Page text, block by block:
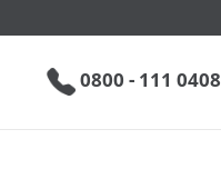
0800 - 111 0408